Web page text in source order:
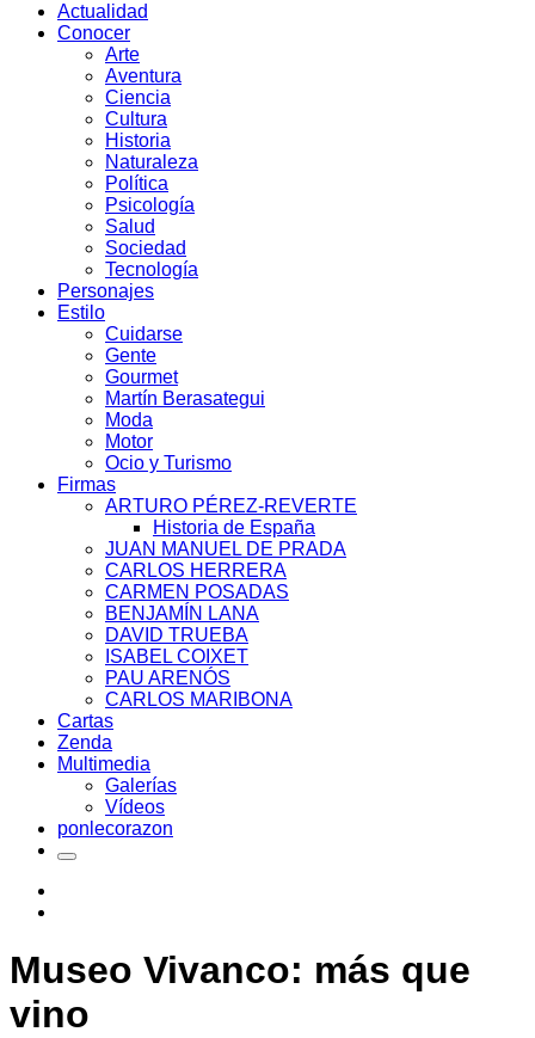
Actualidad
Conocer
Arte
Aventura
Ciencia
Cultura
Historia
Naturaleza
Política
Psicología
Salud
Sociedad
Tecnología
Personajes
Estilo
Cuidarse
Gente
Gourmet
Martín Berasategui
Moda
Motor
Ocio y Turismo
Firmas
ARTURO PÉREZ-REVERTE
Historia de España
JUAN MANUEL DE PRADA
CARLOS HERRERA
CARMEN POSADAS
BENJAMÍN LANA
DAVID TRUEBA
ISABEL COIXET
PAU ARENÓS
CARLOS MARIBONA
Cartas
Zenda
Multimedia
Galerías
Vídeos
ponlecorazon
Museo Vivanco: más que
vino